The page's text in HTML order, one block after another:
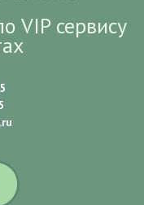
VIP сервису